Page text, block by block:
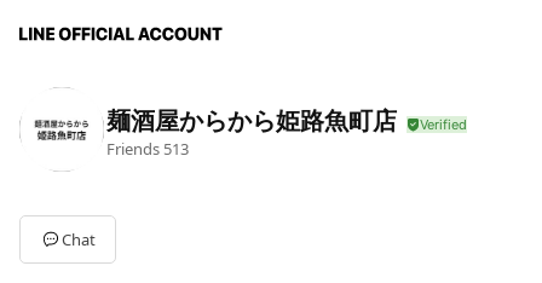
麺酒屋からから姫路魚町店
Friends 513
Chat